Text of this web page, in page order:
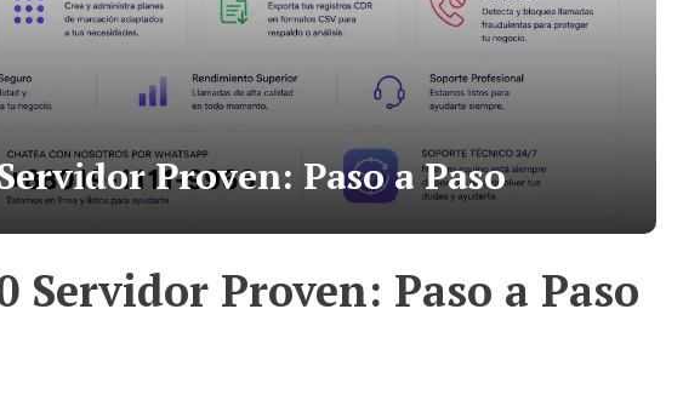
Proven: Paso a Paso
Servidor Proven: Paso a Paso